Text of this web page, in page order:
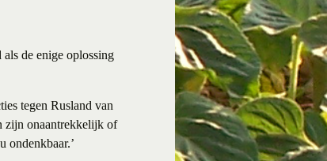
de enige oplossing
tegen Rusland van
zijn onaantrekkelijk of
ondenkbaar.’